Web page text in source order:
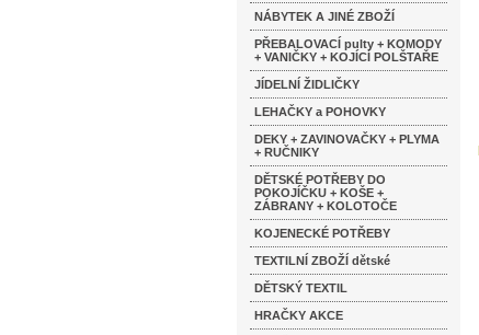
NÁBYTEK A JINÉ ZBOŽÍ
PŘEBALOVACÍ pulty + KOMODY
+ VANIČKY + KOJÍCÍ POLŠTAŘE
JÍDELNÍ ŽIDLIČKY
LEHAČKY a POHOVKY
DEKY + ZAVINOVAČKY + PLYMA
+ RUČNIKY
DĚTSKÉ POTŘEBY DO
POKOJÍČKU + KOŠE +
ZÁBRANY + KOLOTOČE
KOJENECKÉ POTŘEBY
TEXTILNÍ ZBOŽÍ dětské
DĚTSKÝ TEXTIL
HRAČKY AKCE